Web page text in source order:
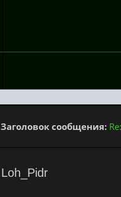
Заголовок сообщения:
Loh_Pidr